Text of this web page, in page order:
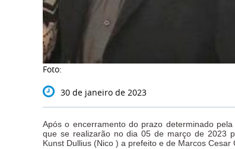
Foto:
30 de janeiro de 2023
Após o encerramento do prazo determinado
que se realizarão no dia 05 de março de 2023
Kunst Dullius (Nico ) a prefeito e de Marcos